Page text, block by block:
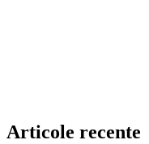
Articole recente